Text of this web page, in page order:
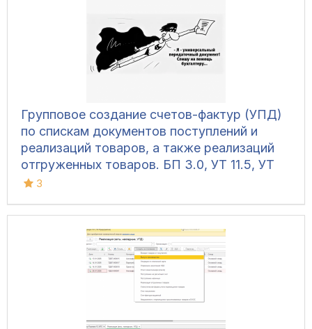
Групповое создание счетов-фактур (УПД)
по спискам документов поступлений и
реализаций товаров, а также реализаций
отгруженных товаров. БП 3.0, УТ 11.5, УТ
11.4, УТ 10.3, КА 2.5, КА 2.4, КА 1.1, ERP 2.5,
7.7
3